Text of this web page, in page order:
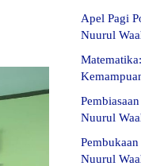
Apel Pagi
Nuurul
Nuurul
Nuurul